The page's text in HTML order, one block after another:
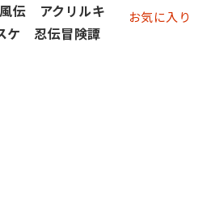
伝 アクリルキ
ケ 忍伝冒険譚
お気に入り